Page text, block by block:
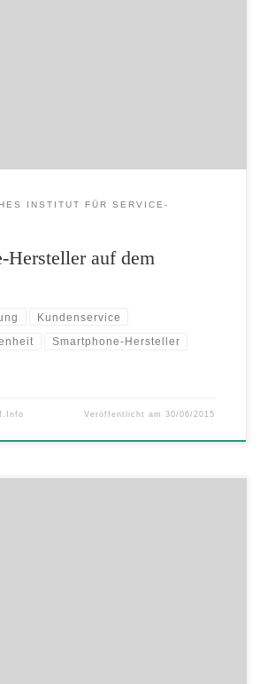
INSTITUT FÜR SERVICE-
Hersteller auf dem
Kundenservice
Smartphone-Hersteller
Veröffentlicht am30/06/2015